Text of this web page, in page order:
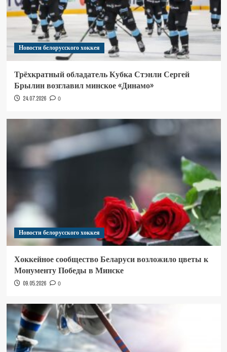
Новости белорусского хоккея
Трёхкратный обладатель Кубка Стэнли Сергей
Брылин возглавил минское «Динамо»
24.07.2026 0
Новости белорусского хоккея
Хоккейное сообщество Беларуси возложило цветы к
Монументу Победы в Минске
09.05.2026 0